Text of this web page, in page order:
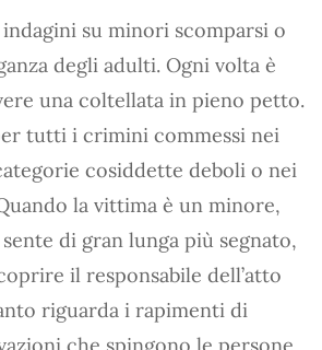
su minori scomparsi o
degli adulti. Ogni volta è
una coltellata in pieno petto.
tutti i crimini commessi nei
cosiddette deboli o nei
la vittima è un minore,
di gran lunga più segnato,
il responsabile dell’atto
riguarda i rapimenti di
che spingono le persone